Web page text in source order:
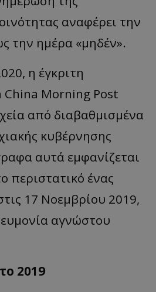
αναφέρει την
την ημέρα «μηδέν».
η έγκριτη
China Morning Post
από διαβαθμισμένα
κυβέρνησης
αυτά εμφανίζεται
ένας
17 Νοεμβρίου 2019,
αγνώστου
2019